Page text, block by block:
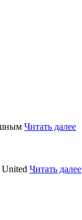
Читать далее
Читать далее